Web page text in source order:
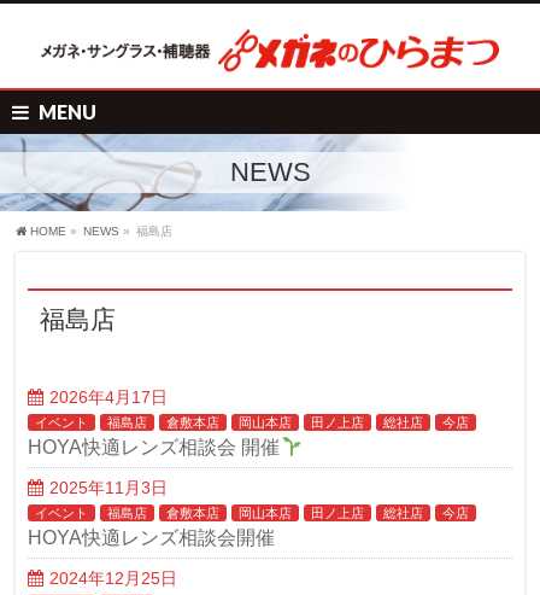
MENU
NEWS
HOME » NEWS » 福島店
福島店
2026年4月17日
イベント 福島店 倉敷本店 岡山本店 田ノ上店 総社店 今店
HOYA快適レンズ相談会 開催
2025年11月3日
イベント 福島店 倉敷本店 岡山本店 田ノ上店 総社店 今店
HOYA快適レンズ相談会開催
2024年12月25日